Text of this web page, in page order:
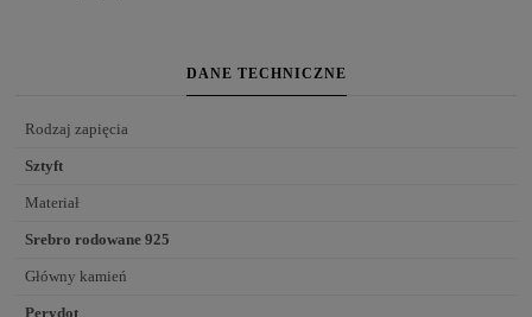
DANE TECHNICZNE
Rodzaj zapięcia
Sztyft
Materiał
Srebro rodowane 925
Główny kamień
Perydot